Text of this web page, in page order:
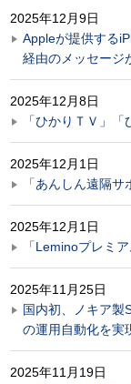
2025年12月9日
Appleが提供する
経由のメッセージ
2025年12月8日
「ひかりＴＶ」
2025年12月1日
「あんしん遠隔
2025年12月1日
「Leminoプレミ
2025年11月25日
国内初、ノキア製
の運用自動化を実
2025年11月19日